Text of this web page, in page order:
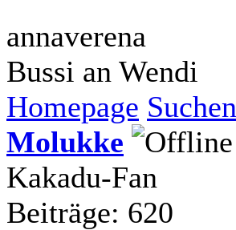
annaverena
Bussi an Wendi
Homepage Suchen
Molukke
Kakadu-Fan
Beiträge: 620